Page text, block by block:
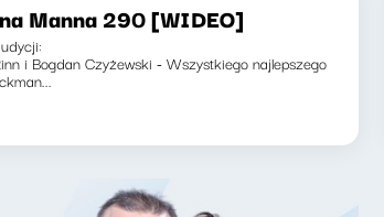
Manna 290 [WIDEO]
i Bogdan Czyżewski - Wszystkiego najlepszego